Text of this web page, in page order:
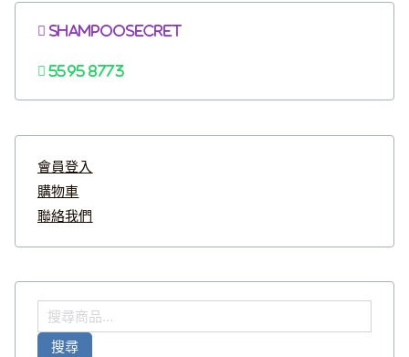
Shampoosecret
5595 8773
會員登入
購物車
聯絡我們
搜
尋
搜尋